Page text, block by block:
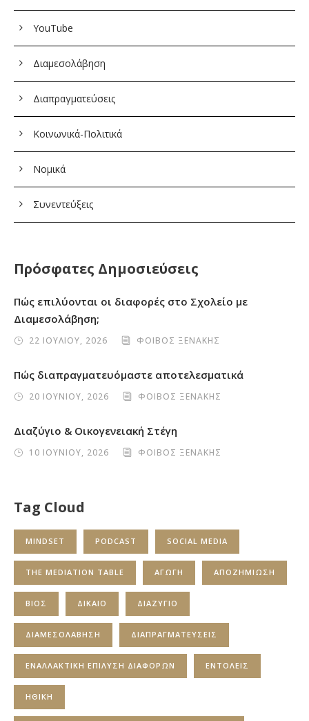
YouTube
Διαμεσολάβηση
Διαπραγματεύσεις
Κοινωνικά-Πολιτικά
Νομικά
Συνεντεύξεις
Πρόσφατες Δημοσιεύσεις
Πώς επιλύονται οι διαφορές στο Σχολείο με
Διαμεσολάβηση;
22 ΙΟΥΛΙΟΥ, 2026 ΦΟΙΒΟΣ ΞΕΝΑΚΗΣ
Πώς διαπραγματευόμαστε αποτελεσματικά
20 ΙΟΥΝΙΟΥ, 2026 ΦΟΙΒΟΣ ΞΕΝΑΚΗΣ
Διαζύγιο & Οικογενειακή Στέγη
10 ΙΟΥΝΙΟΥ, 2026 ΦΟΙΒΟΣ ΞΕΝΑΚΗΣ
Tag Cloud
MINDSET PODCAST SOCIAL MEDIA
THE MEDIATION TABLE ΑΓΩΓΗ ΑΠΟΖΗΜΙΩΣΗ
ΒΙΟΣ ΔΙΚΑΙΟ ΔΙΑΖΥΓΙΟ
ΔΙΑΜΕΣΟΛΑΒΗΣΗ ΔΙΑΠΡΑΓΜΑΤΕΥΣΕΙΣ
ΕΝΑΛΛΑΚΤΙΚΗ ΕΠΙΛΥΣΗ ΔΙΑΦΟΡΩΝ ΕΝΤΟΛΕΙΣ
ΗΘΙΚΗ